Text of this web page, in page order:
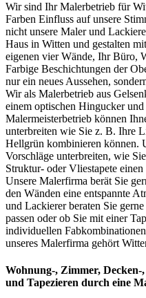
Wir sind Ihr Malerbetrieb für
Farben Einfluss auf unsere
nicht unsere Maler und
Haus in Witten und gestalten
eigenen vier Wände, Ihr Büro,
Farbige Beschichtungen der
nur ein neues Aussehen,
Wir als Malerbetrieb aus
einem optischen Hingucker
Malermeisterbetrieb können
unterbreiten wie Sie z. B. Ihre
Hellgrün kombinieren können.
Vorschläge unterbreiten, wie
Struktur- oder Vliestapete
Unsere Malerfirma berät Sie
den Wänden eine entspannte
und Lackierer beraten Sie
passen oder ob Sie mit einer
individuellen
unseres Malerfirma gehört
Wohnung-, Zimmer,
und Tapezieren durch eine